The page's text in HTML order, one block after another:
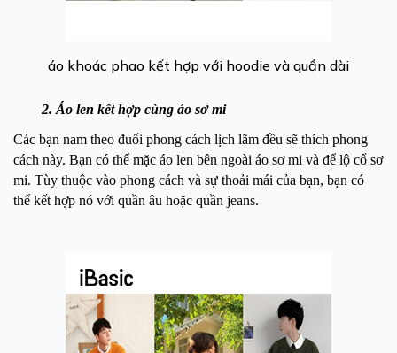
áo khoác phao kết hợp với hoodie và quần dài
2. Áo len kết hợp cùng áo sơ mi
Các bạn nam theo đuổi phong cách lịch lãm đều sẽ thích phong
cách này. Bạn có thể mặc áo len bên ngoài áo sơ mi và để lộ cổ sơ
mi. Tùy thuộc vào phong cách và sự thoải mái của bạn, bạn có
thể kết hợp nó với quần âu hoặc quần jeans.